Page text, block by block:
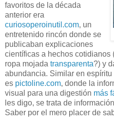
favoritos de la década
anterior era
curiosoperoinutil.com, un
entretenido rincón donde se
publicaban explicaciones
científicas a hechos cotidianos
ropa mojada transparenta?) y
abundancia. Similar en espíritu
es pictoline.com, donde la
visual para una digestión más
les digo, se trata de
Saber por el mero placer de